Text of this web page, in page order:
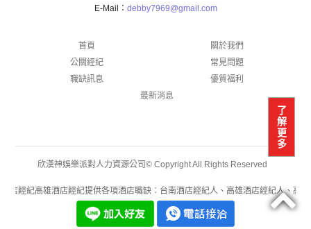
了
解
更
多
E-Mail： debby7969@gmail.com
首頁
關於我們
公關經紀
常見問題
職缺訊息
優質福利
最新消息
欣漢神娛樂派對人力資源公司© Copyright All Rights Reserved
店經紀高雄酒店經紀提供各項酒店職缺︰台南酒店經紀人、高雄酒店經紀人、高